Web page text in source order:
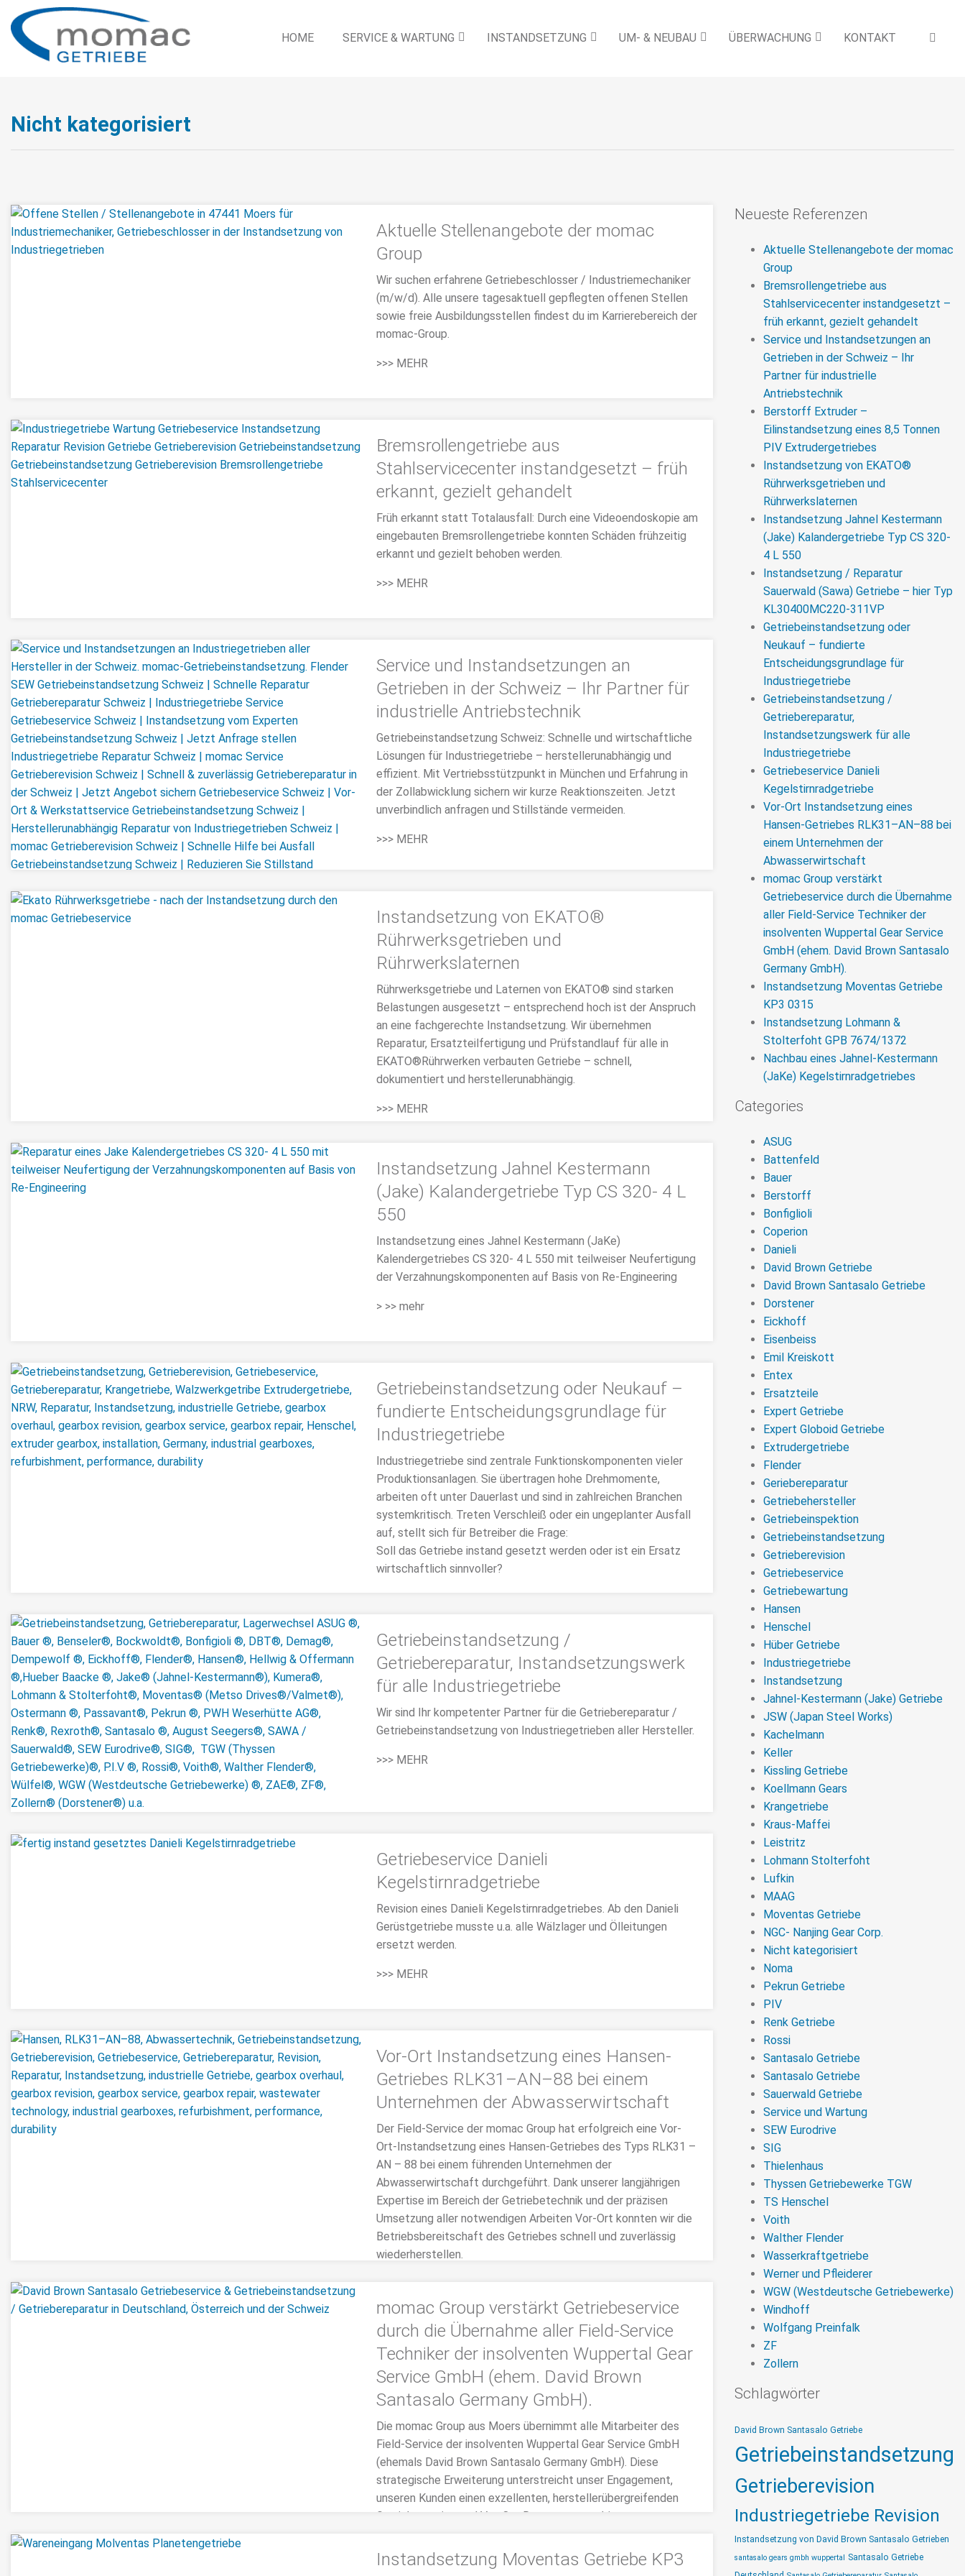
HOME SERVICE & WARTUNG INSTANDSETZUNG UM- & NEUBAU ÜBERWACHUNG KONTAKT
Nicht kategorisiert
Aktuelle Stellenangebote der momac
Group
Wir suchen erfahrene Getriebeschlosser / Industriemechaniker
(m/w/d). Alle unsere tagesaktuell gepflegten offenen Stellen
sowie freie Ausbildungsstellen findest du im Karrierebereich der
momac-Group.
>>> MEHR
Bremsrollengetriebe aus
Stahlservicecenter instandgesetzt – früh
erkannt, gezielt gehandelt
Früh erkannt statt Totalausfall: Durch eine Videoendoskopie am
eingebauten Bremsrollengetriebe konnten Schäden frühzeitig
erkannt und gezielt behoben werden.
>>> MEHR
Service und Instandsetzungen an
Getrieben in der Schweiz – Ihr Partner für
industrielle Antriebstechnik
Getriebeinstandsetzung Schweiz: Schnelle und wirtschaftliche
Lösungen für Industriegetriebe – herstellerunabhängig und
effizient. Mit Vertriebsstützpunkt in München und Erfahrung in
der Zollabwicklung sichern wir kurze Reaktionszeiten. Jetzt
unverbindlich anfragen und Stillstände vermeiden.
>>> MEHR
Instandsetzung von EKATO®
Rührwerksgetrieben und
Rührwerkslaternen
Rührwerksgetriebe und Laternen von EKATO® sind starken
Belastungen ausgesetzt – entsprechend hoch ist der Anspruch
an eine fachgerechte Instandsetzung. Wir übernehmen
Reparatur, Ersatzteilfertigung und Prüfstandlauf für alle in
EKATO®Rührwerken verbauten Getriebe – schnell,
dokumentiert und herstellerunabhängig.
>>> MEHR
Instandsetzung Jahnel Kestermann
(Jake) Kalandergetriebe Typ CS 320- 4 L
550
Instandsetzung eines Jahnel Kestermann (JaKe)
Kalendergetriebes CS 320- 4 L 550 mit teilweiser Neufertigung
der Verzahnungskomponenten auf Basis von Re-Engineering
> >> mehr
Getriebeinstandsetzung oder Neukauf –
fundierte Entscheidungsgrundlage für
Industriegetriebe
Industriegetriebe sind zentrale Funktionskomponenten vieler
Produktionsanlagen. Sie übertragen hohe Drehmomente,
arbeiten oft unter Dauerlast und sind in zahlreichen Branchen
systemkritisch. Treten Verschleiß oder ein ungeplanter Ausfall
auf, stellt sich für Betreiber die Frage:
Soll das Getriebe instand gesetzt werden oder ist ein Ersatz
wirtschaftlich sinnvoller?
Getriebeinstandsetzung /
Getriebereparatur, Instandsetzungswerk
für alle Industriegetriebe
Wir sind Ihr kompetenter Partner für die Getriebereparatur /
Getriebeinstandsetzung von Industriegetrieben aller Hersteller.
>>> MEHR
Getriebeservice Danieli
Kegelstirnradgetriebe
Revision eines Danieli Kegelstirnradgetriebes. Ab den Danieli
Gerüstgetriebe musste u.a. alle Wälzlager und Ölleitungen
ersetzt werden.
>>> MEHR
Vor-Ort Instandsetzung eines Hansen-
Getriebes RLK31–AN–88 bei einem
Unternehmen der Abwasserwirtschaft
Der Field-Service der momac Group hat erfolgreich eine Vor-
Ort-Instandsetzung eines Hansen-Getriebes des Typs RLK31 –
AN – 88 bei einem führenden Unternehmen der
Abwasserwirtschaft durchgeführt. Dank unserer langjährigen
Expertise im Bereich der Getriebetechnik und der präzisen
Umsetzung aller notwendigen Arbeiten Vor-Ort konnten wir die
Betriebsbereitschaft des Getriebes schnell und zuverlässig
wiederherstellen.
momac Group verstärkt Getriebeservice
durch die Übernahme aller Field-Service
Techniker der insolventen Wuppertal Gear
Service GmbH (ehem. David Brown
Santasalo Germany GmbH).
Die momac Group aus Moers übernimmt alle Mitarbeiter des
Field-Service der insolventen Wuppertal Gear Service GmbH
(ehemals David Brown Santasalo Germany GmbH). Diese
strategische Erweiterung unterstreicht unser Engagement,
unseren Kunden einen exzellenten, herstellerübergreifenden
Getriebeservice und Vor-Ort-Reparaturen zu bieten.
Instandsetzung Moventas Getriebe KP3
Neueste Referenzen
Aktuelle Stellenangebote der momac
Group
Bremsrollengetriebe aus
Stahlservicecenter instandgesetzt –
früh erkannt, gezielt gehandelt
Service und Instandsetzungen an
Getrieben in der Schweiz – Ihr
Partner für industrielle
Antriebstechnik
Berstorff Extruder –
Eilinstandsetzung eines 8,5 Tonnen
PIV Extrudergetriebes
Instandsetzung von EKATO®
Rührwerksgetrieben und
Rührwerkslaternen
Instandsetzung Jahnel Kestermann
(Jake) Kalandergetriebe Typ CS 320-
4 L 550
Instandsetzung / Reparatur
Sauerwald (Sawa) Getriebe – hier Typ
KL30400MC220-311VP
Getriebeinstandsetzung oder
Neukauf – fundierte
Entscheidungsgrundlage für
Industriegetriebe
Getriebeinstandsetzung /
Getriebereparatur,
Instandsetzungswerk für alle
Industriegetriebe
Getriebeservice Danieli
Kegelstirnradgetriebe
Vor-Ort Instandsetzung eines
Hansen-Getriebes RLK31–AN–88 bei
einem Unternehmen der
Abwasserwirtschaft
momac Group verstärkt
Getriebeservice durch die Übernahme
aller Field-Service Techniker der
insolventen Wuppertal Gear Service
GmbH (ehem. David Brown Santasalo
Germany GmbH).
Instandsetzung Moventas Getriebe
KP3 0315
Instandsetzung Lohmann &
Stolterfoht GPB 7674/1372
Nachbau eines Jahnel-Kestermann
(JaKe) Kegelstirnradgetriebes
Categories
ASUG
Battenfeld
Bauer
Berstorff
Bonfiglioli
Coperion
Danieli
David Brown Getriebe
David Brown Santasalo Getriebe
Dorstener
Eickhoff
Eisenbeiss
Emil Kreiskott
Entex
Ersatzteile
Expert Getriebe
Expert Globoid Getriebe
Extrudergetriebe
Flender
Geriebereparatur
Getriebehersteller
Getriebeinspektion
Getriebeinstandsetzung
Getrieberevision
Getriebeservice
Getriebewartung
Hansen
Henschel
Hüber Getriebe
Industriegetriebe
Instandsetzung
Jahnel-Kestermann (Jake) Getriebe
JSW (Japan Steel Works)
Kachelmann
Keller
Kissling Getriebe
Koellmann Gears
Krangetriebe
Kraus-Maffei
Leistritz
Lohmann Stolterfoht
Lufkin
MAAG
Moventas Getriebe
NGC- Nanjing Gear Corp.
Nicht kategorisiert
Noma
Pekrun Getriebe
PIV
Renk Getriebe
Rossi
Santasalo Getriebe
Santasalo Getriebe
Sauerwald Getriebe
Service und Wartung
SEW Eurodrive
SIG
Thielenhaus
Thyssen Getriebewerke TGW
TS Henschel
Voith
Walther Flender
Wasserkraftgetriebe
Werner und Pfleiderer
WGW (Westdeutsche Getriebewerke)
Windhoff
Wolfgang Preinfalk
ZF
Zollern
Schlagwörter
David Brown Santasalo Getriebe
Getriebeinstandsetzung
Getrieberevision
Industriegetriebe Revision
Instandsetzung von David Brown Santasalo Getrieben
santasalo gears gmbh wuppertal Santasalo Getriebe